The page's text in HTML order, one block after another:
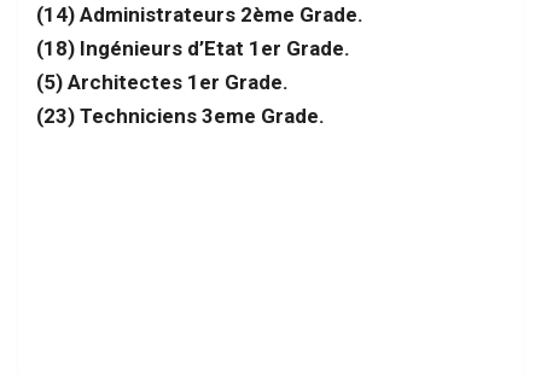
(14) Administrateurs 2ème Grade.
(18) Ingénieurs d’Etat 1er Grade.
(5) Architectes 1er Grade.
(23) Techniciens 3eme Grade.